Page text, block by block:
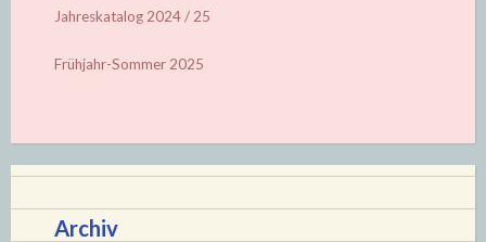
Jahreskatalog 2024 / 25
Frühjahr-Sommer 2025
Archiv